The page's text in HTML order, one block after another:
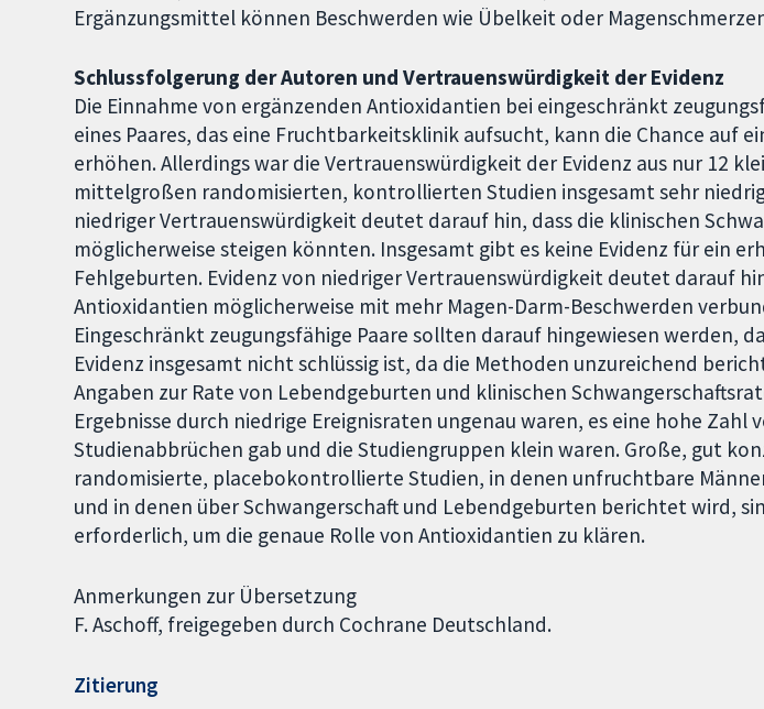
Ergänzungsmittel können Beschwerden wie Übelkeit oder
Schlussfolgerung der Autoren und Vertrauenswürdigkeit der Evidenz
Die Einnahme von ergänzenden Antioxidantien bei eingeschränkt
eines Paares, das eine Fruchtbarkeitsklinik aufsucht, kann die Chance auf
erhöhen. Allerdings war die Vertrauenswürdigkeit der Evidenz aus nur 12
mittelgroßen randomisierten, kontrollierten Studien insgesamt sehr
niedriger Vertrauenswürdigkeit deutet darauf hin, dass die klinischen
möglicherweise steigen könnten. Insgesamt gibt es keine Evidenz für ein
Fehlgeburten. Evidenz von niedriger Vertrauenswürdigkeit deutet darauf
Antioxidantien möglicherweise mit mehr Magen-Darm-Beschwerden
Eingeschränkt zeugungsfähige Paare sollten darauf hingewiesen werden,
Evidenz insgesamt nicht schlüssig ist, da die Methoden unzureichend
Angaben zur Rate von Lebendgeburten und klinischen
Ergebnisse durch niedrige Ereignisraten ungenau waren, es eine hohe Zahl
Studienabbrüchen gab und die Studiengruppen klein waren. Große, gut
randomisierte, placebokontrollierte Studien, in denen unfruchtbare
und in denen über Schwangerschaft und Lebendgeburten berichtet wird,
erforderlich, um die genaue Rolle von Antioxidantien zu klären.
Anmerkungen zur Übersetzung
F. Aschoff, freigegeben durch Cochrane Deutschland.
Zitierung